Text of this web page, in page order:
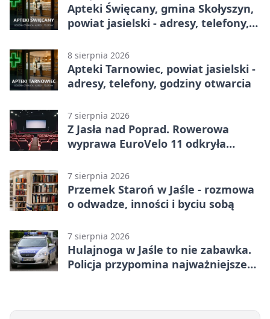
Apteki Święcany, gmina Skołyszyn,
powiat jasielski - adresy, telefony,
8 sierpnia 2026
Apteki Tarnowiec, powiat jasielski -
adresy, telefony, godziny otwarcia
7 sierpnia 2026
Z Jasła nad Poprad. Rowerowa
wyprawa EuroVelo 11 odkryła
7 sierpnia 2026
Przemek Staroń w Jaśle - rozmowa
o odwadze, inności i byciu sobą
7 sierpnia 2026
Hulajnoga w Jaśle to nie zabawka.
Policja przypomina najważniejsze